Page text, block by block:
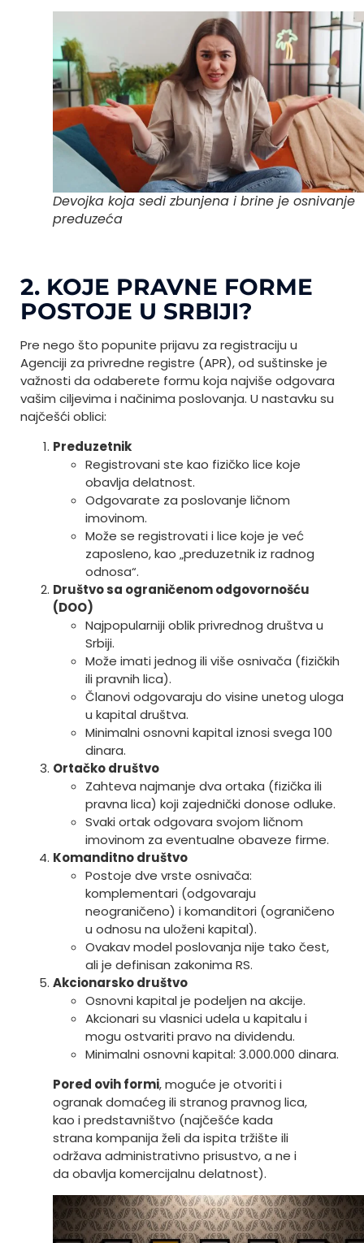
Devojka koja sedi zbunjena i brine je osnivanje
preduzeća
2. KOJE PRAVNE FORME
POSTOJE U SRBIJI?
Pre nego što popunite prijavu za registraciju u
Agenciji za privredne registre (APR), od suštinske je
važnosti da odaberete formu koja najviše odgovara
vašim ciljevima i načinima poslovanja. U nastavku su
najčešći oblici:
Preduzetnik
Registrovani ste kao fizičko lice koje
obavlja delatnost.
Odgovarate za poslovanje ličnom
imovinom.
Može se registrovati i lice koje je već
zaposleno, kao „preduzetnik iz radnog
odnosa“.
Društvo sa ograničenom odgovornošću
(DOO)
Najpopularniji oblik privrednog društva u
Srbiji.
Može imati jednog ili više osnivača (fizičkih
ili pravnih lica).
Članovi odgovaraju do visine unetog uloga
u kapital društva.
Minimalni osnovni kapital iznosi svega 100
dinara.
Ortačko društvo
Zahteva najmanje dva ortaka (fizička ili
pravna lica) koji zajednički donose odluke.
Svaki ortak odgovara svojom ličnom
imovinom za eventualne obaveze firme.
Komanditno društvo
Postoje dve vrste osnivača:
komplementari (odgovaraju
neograničeno) i komanditori (ograničeno
u odnosu na uloženi kapital).
Ovakav model poslovanja nije tako čest,
ali je definisan zakonima RS.
Akcionarsko društvo
Osnovni kapital je podeljen na akcije.
Akcionari su vlasnici udela u kapitalu i
mogu ostvariti pravo na dividendu.
Minimalni osnovni kapital: 3.000.000 dinara.
Pored ovih formi, moguće je otvoriti i
ogranak domaćeg ili stranog pravnog lica,
kao i predstavništvo (najčešće kada
strana kompanija želi da ispita tržište ili
održava administrativno prisustvo, a ne i
da obavlja komercijalnu delatnost).